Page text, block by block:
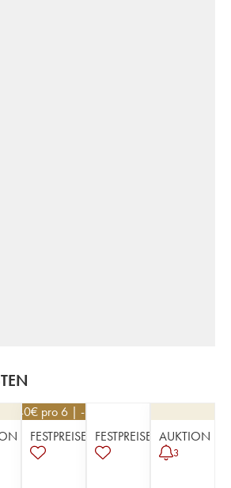
23,40€ pro 6 | -10%
FESTPREISE
FESTPREISE AUKTION
3